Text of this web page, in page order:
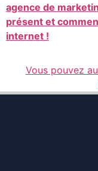
agence de
présent et
internet !
Vous pouvez